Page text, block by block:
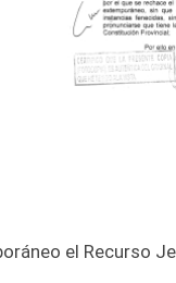
el Recurso